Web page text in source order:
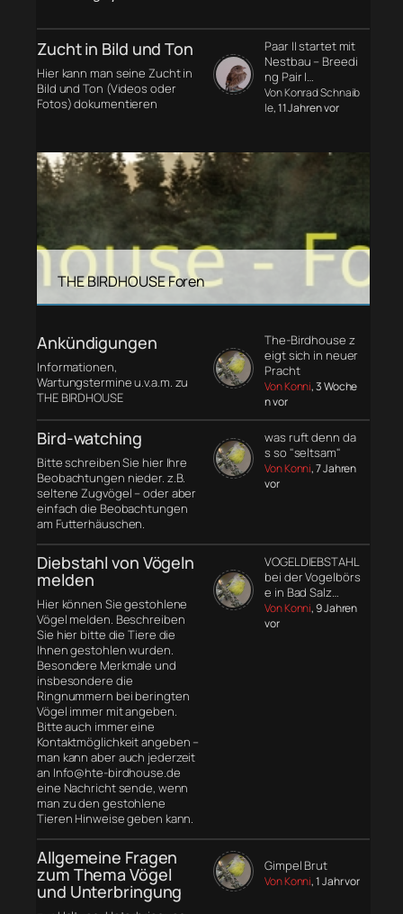
Zucht in Bild und Ton
Hier kann man seine Zucht in
Bild und Ton (Videos oder
Fotos) dokumentieren
Paar II startet mit
Nestbau – Breedi
ng Pair I…
Von Konrad Schnaib
le, 11 Jahren vor
THE BIRDHOUSE Foren
Ankündigungen
Informationen,
Wartungstermine u.v.a.m. zu
THE BIRDHOUSE
The-Birdhouse z
eigt sich in neuer
Pracht
Von Konni, 3 Woche
n vor
Bird-watching
Bitte schreiben Sie hier Ihre
Beobachtungen nieder. z.B.
seltene Zugvögel – oder aber
einfach die Beobachtungen
am Futterhäuschen.
was ruft denn da
s so "seltsam"
Von Konni, 7 Jahren
vor
Diebstahl von Vögeln
melden
Hier können Sie gestohlene
Vögel melden. Beschreiben
Sie hier bitte die Tiere die
Ihnen gestohlen wurden.
Besondere Merkmale und
insbesondere die
Ringnummern bei beringten
Vögel immer mit angeben.
Bitte auch immer eine
Kontaktmöglichkeit angeben –
man kann aber auch jederzeit
an Info@hte-birdhouse.de
eine Nachricht sende, wenn
man zu den gestohlene
Tieren Hinweise geben kann.
VOGELDIEBSTAHL
bei der Vogelbörs
e in Bad Salz…
Von Konni, 9 Jahren
vor
Allgemeine Fragen
zum Thema Vögel
und Unterbringung
Gimpel Brut
Von Konni, 1 Jahr vor